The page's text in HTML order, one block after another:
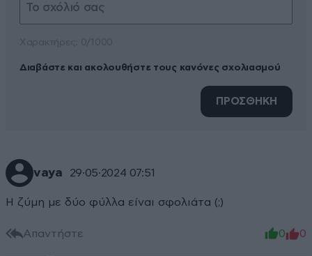
Διαβάστε και ακολουθήστε τους κανόνες σχολιασμού
ΠΡΟΣΘΗΚΗ
vaya 29·05·2024 07:51
Η ζύμη με δύο φύλλα είναι σφολιάτα (;)
Απαντήστε 0 0